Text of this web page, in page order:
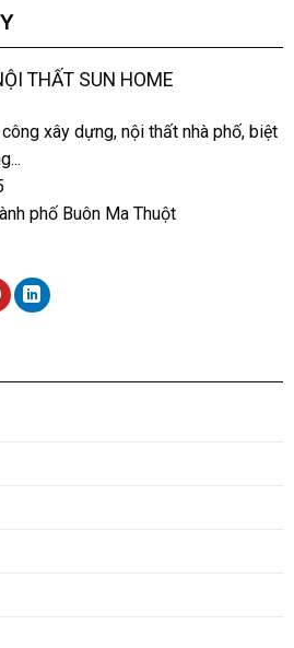
THẤT SUN HOME
xây dựng, nội thất nhà phố, biệt
phố Buôn Ma Thuột